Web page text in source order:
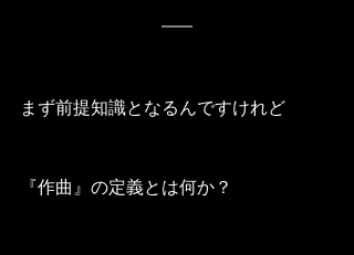
まず前提知識となるんですけれど
『作曲』の定義とは何か？